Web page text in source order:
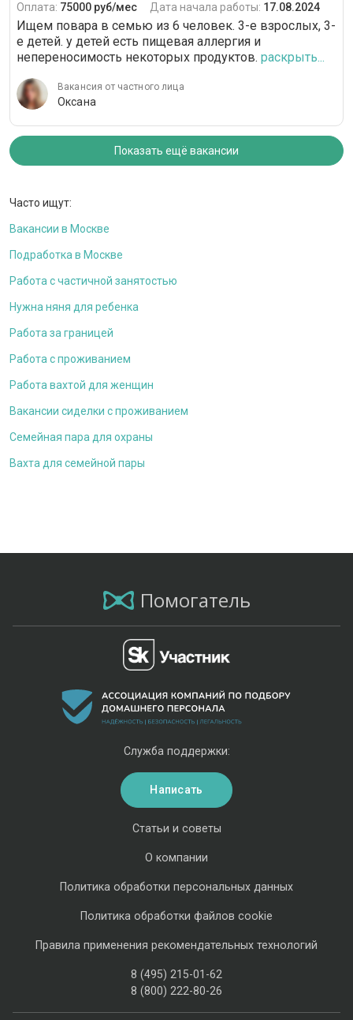
Оплата: 75000 руб/мес Дата начала работы: 17.08.2024
Ищем повара в семью из 6 человек. 3-е взрослых, 3-
е детей. у детей есть пищевая аллергия и
непереносимость некоторых продуктов. раскрыть...
Вакансия от частного лица
Оксана
Показать ещё вакансии
Часто ищут:
Вакансии в Москве
Подработка в Москве
Работа с частичной занятостью
Нужна няня для ребенка
Работа за границей
Работа с проживанием
Работа вахтой для женщин
Вакансии сиделки с проживанием
Семейная пара для охраны
Вахта для семейной пары
Помогатель
Статьи и советы
О компании
Политика обработки персональных данных
Политика обработки файлов cookie
Правила применения рекомендательных технологий
8 (495) 215-01-62
8 (800) 222-80-26
Служба поддержки:
Написать